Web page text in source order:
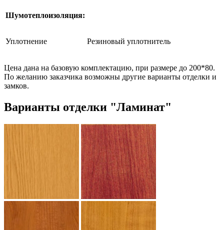
Шумотеплоизоляция:
Уплотнение Резиновый уплотнитель
Цена дана на базовую комплектацию, при размере до 200*80.
По желанию заказчика возможны другие варианты отделки и
замков.
Варианты отделки "Ламинат"